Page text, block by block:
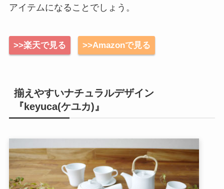
アイテムになることでしょう。
>>楽天で見る >>Amazonで見る
揃えやすいナチュラルデザイン
『keyuca(ケユカ)』